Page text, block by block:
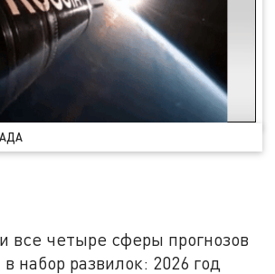
все четыре сферы прогнозов
набор развилок: 2026 год